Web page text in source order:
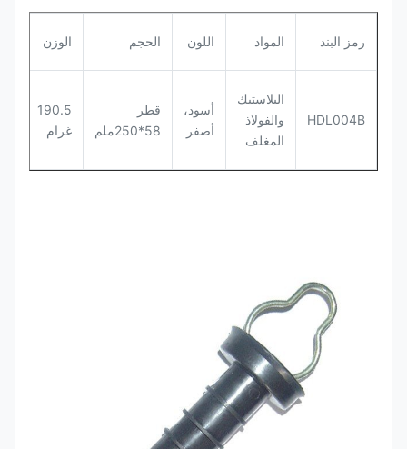
رمز البند المواد اللون الحجم الوزن
HDL004B
البلاستيك
والفولاذ
المغلف
أسود،
أصفر
قطر
58*250ملم
190.5
غرام